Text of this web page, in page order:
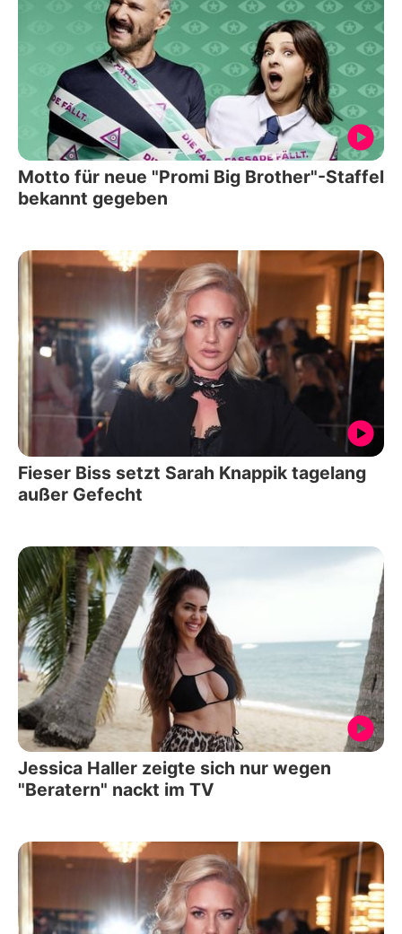
Motto für neue "Promi Big Brother"-Staffel
bekannt gegeben
Fieser Biss setzt Sarah Knappik tagelang
außer Gefecht
Jessica Haller zeigte sich nur wegen
"Beratern" nackt im TV